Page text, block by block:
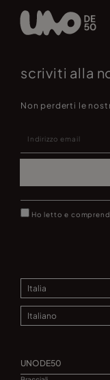
scriviti alla
Non perderti le
Ho letto e
UNODE50